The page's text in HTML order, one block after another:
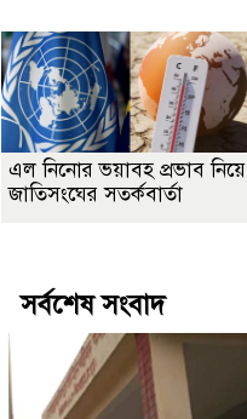
এল নিনোর ভয়াবহ প্রভাব নিয়ে
জাতিসংঘের সতর্কবার্তা
সর্বশেষ সংবাদ